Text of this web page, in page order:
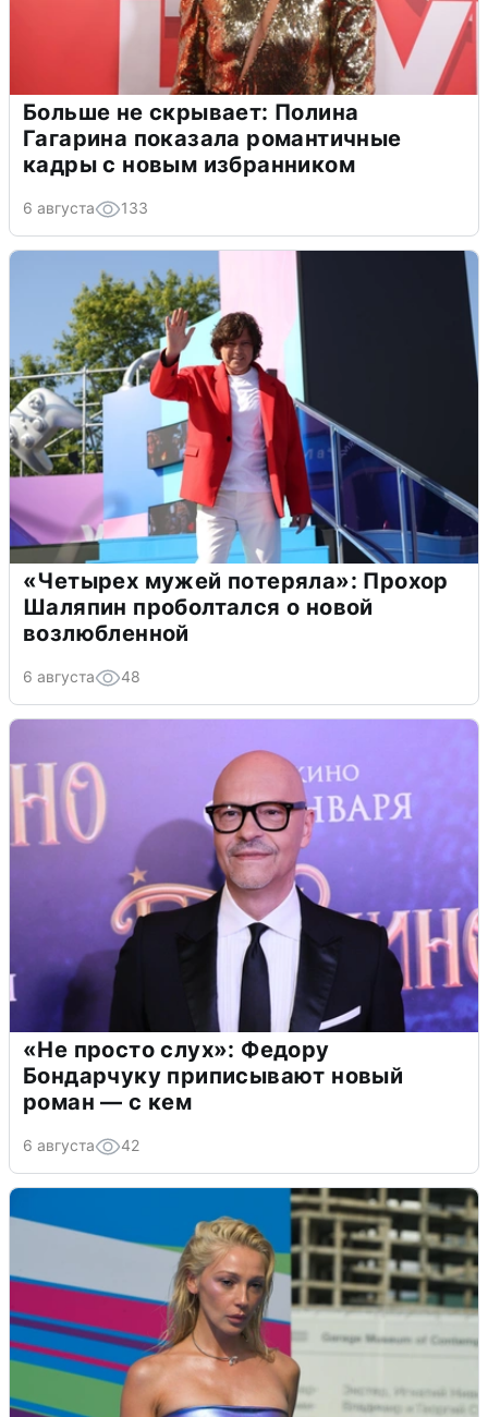
Больше не скрывает: Полина
Гагарина показала романтичные
кадры с новым избранником
6 августа 133
«Четырех мужей потеряла»: Прохор
Шаляпин проболтался о новой
возлюбленной
6 августа 48
«Не просто слух»: Федору
Бондарчуку приписывают новый
роман — с кем
6 августа 42